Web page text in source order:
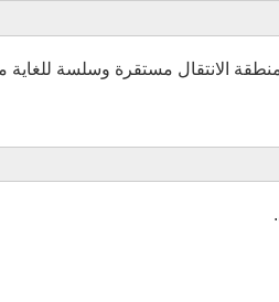
الانتقال مستقرة وسلسة